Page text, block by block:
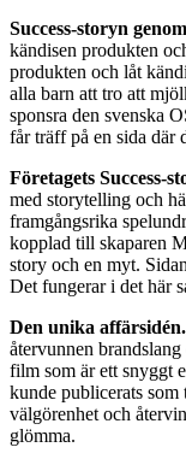
Success-storyn
kändisen produkten
produkten och låt
alla barn att tro att
sponsra den svenska
får träff på en sida där
Företagets Success-
med storytelling och
framgångsrika
kopplad till skaparen
story och en myt.
Det fungerar i det här
Den unika affärsidén.
återvunnen
film som är ett snyggt
kunde publicerats
välgörenhet och
glömma.